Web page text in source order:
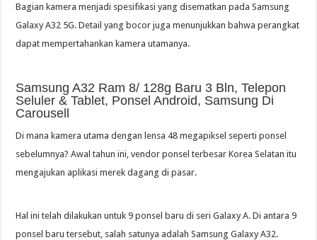
Bagian kamera menjadi spesifikasi yang disematkan pada Samsung
Galaxy A32 5G. Detail yang bocor juga menunjukkan bahwa perangkat
dapat mempertahankan kamera utamanya.
Samsung A32 Ram 8/ 128g Baru 3 Bln, Telepon
Seluler & Tablet, Ponsel Android, Samsung Di
Carousell
Di mana kamera utama dengan lensa 48 megapiksel seperti ponsel
sebelumnya? Awal tahun ini, vendor ponsel terbesar Korea Selatan itu
mengajukan aplikasi merek dagang di pasar.
Hal ini telah dilakukan untuk 9 ponsel baru di seri Galaxy A. Di antara 9
ponsel baru tersebut, salah satunya adalah Samsung Galaxy A32.